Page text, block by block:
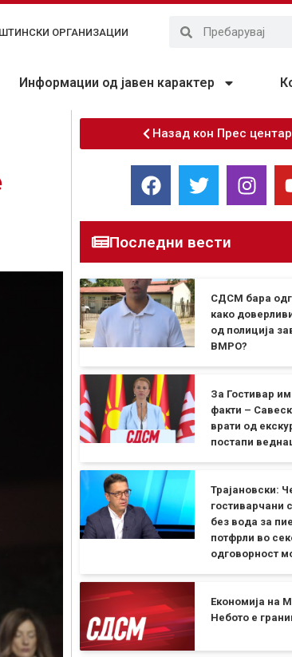
ОРГАНИЗАЦИИ
Информации од јавен карактер
Назад кон Прес
Последни вести
СДСМ бара
како
од полиција
ВМРО?
За Гостивар
факти –
врати од
постапи
Трајановски:
гостиварчани
без вода за
потфрли во
одговорност
Економија на
Небото е